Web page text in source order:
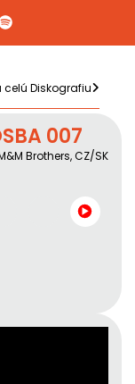
Diskografiu
007
Brothers, CZ/SK